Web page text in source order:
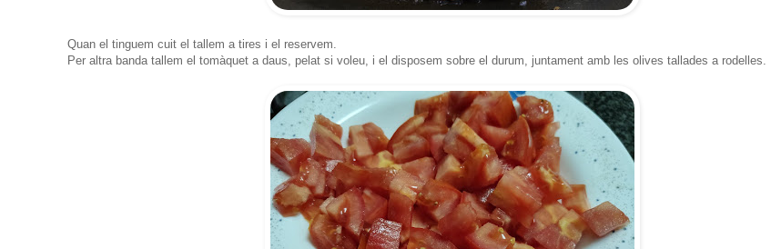
Quan el tinguem cuit el tallem a tires i el reservem.
Per altra banda tallem el tomàquet a daus, pelat si voleu, i el disposem sobre el durum, juntament amb les olives tallades a rodelles.